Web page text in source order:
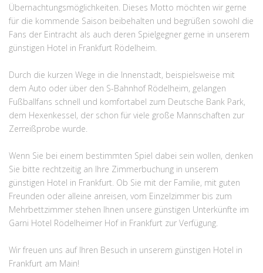
Übernachtungsmöglichkeiten. Dieses Motto möchten wir gerne
für die kommende Saison beibehalten und begrüßen sowohl die
Fans der Eintracht als auch deren Spielgegner gerne in unserem
günstigen Hotel in Frankfurt Rödelheim.
Durch die kurzen Wege in die Innenstadt, beispielsweise mit
dem Auto oder über den S-Bahnhof Rödelheim, gelangen
Fußballfans schnell und komfortabel zum Deutsche Bank Park,
dem Hexenkessel, der schon für viele große Mannschaften zur
Zerreißprobe wurde.
Wenn Sie bei einem bestimmten Spiel dabei sein wollen, denken
Sie bitte rechtzeitig an Ihre Zimmerbuchung in unserem
günstigen Hotel in Frankfurt. Ob Sie mit der Familie, mit guten
Freunden oder alleine anreisen, vom Einzelzimmer bis zum
Mehrbettzimmer stehen Ihnen unsere günstigen Unterkünfte im
Garni Hotel Rödelheimer Hof in Frankfurt zur Verfügung.
Wir freuen uns auf Ihren Besuch in unserem günstigen Hotel in
Frankfurt am Main!